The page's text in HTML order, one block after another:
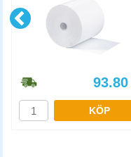
93.80
KÖP